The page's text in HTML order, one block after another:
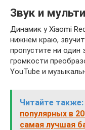
Звук и
Динамик у Xiaomi
нижнем краю,
пропустите ни один
громкости
YouTube и
Читайте также:
популярных в
самая лучшая